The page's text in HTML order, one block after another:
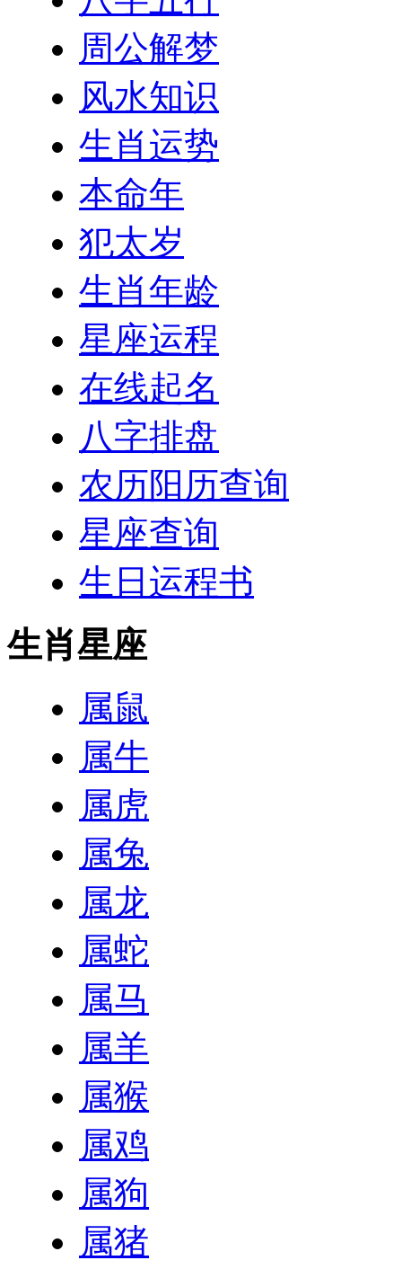
周公解梦
风水知识
生肖运势
本命年
犯太岁
生肖年龄
星座运程
在线起名
八字排盘
农历阳历查询
星座查询
生日运程书
生肖星座
属鼠
属牛
属虎
属兔
属龙
属蛇
属马
属羊
属猴
属鸡
属狗
属猪